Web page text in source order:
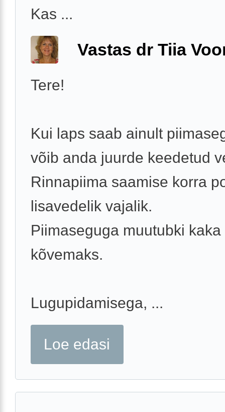
Kas ...
Vastas dr Tiia
Tere!
Kui laps saab ainult
võib anda juurde keedetud
Rinnapiima saamise korra
lisavedelik vajalik.
Piimaseguga muutubki kaka
kõvemaks.
Lugupidamisega, ...
Loe edasi